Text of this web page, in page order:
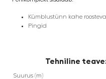
Kümblustünn kahe
Pingid
Tehniline
Suurus (m)